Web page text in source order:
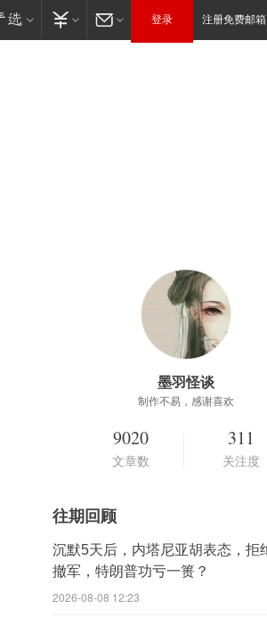
登录 注册免费邮箱
墨羽怪谈
制作不易，感谢喜欢
9020
文章数
311
关注度
往期回顾
沉默5天后，内塔尼亚胡表态，拒
撤军，特朗普功亏一篑？
2026-08-08 12:23